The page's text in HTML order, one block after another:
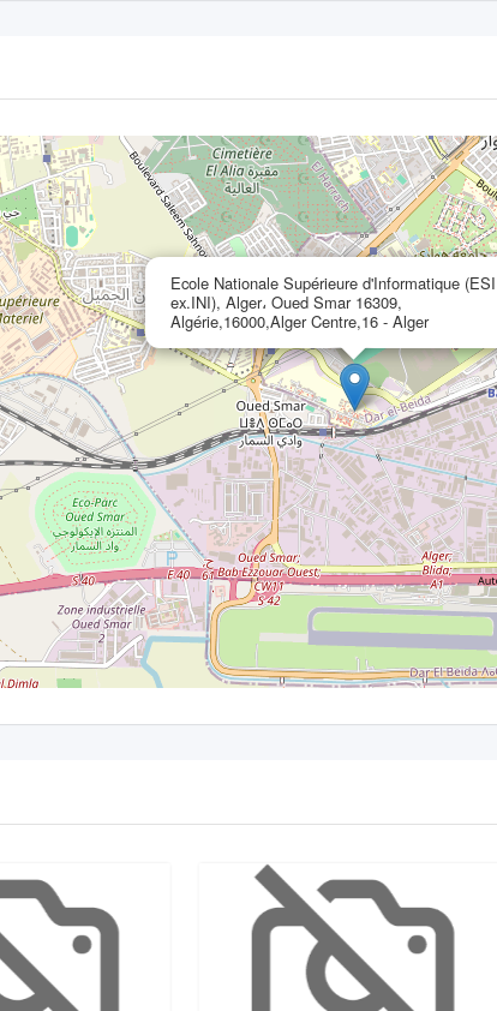
Ecole Nationale Supérieure d'Informatique (ESI
ex.INI), Alger، Oued Smar 16309,
Algérie,16000,Alger Centre,16 - Alger